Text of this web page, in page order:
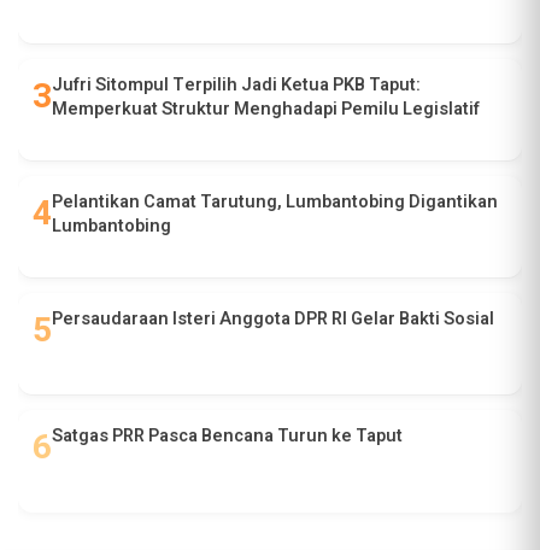
Jufri Sitompul Terpilih Jadi Ketua PKB Taput:
Memperkuat Struktur Menghadapi Pemilu Legislatif
Pelantikan Camat Tarutung, Lumbantobing Digantikan
Lumbantobing
Persaudaraan Isteri Anggota DPR RI Gelar Bakti Sosial
Satgas PRR Pasca Bencana Turun ke Taput